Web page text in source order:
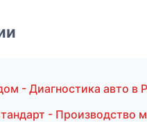
- Диагностика авто в
- Производство